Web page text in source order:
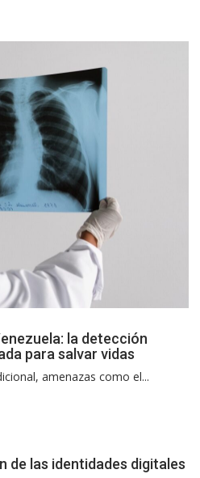
la detección
para salvar vidas
amenazas como el...
de las identidades digitales